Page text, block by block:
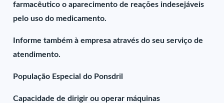
farmacêutico o aparecimento de reações indesejáveis
pelo uso do medicamento.
Informe também à empresa através do seu serviço de
atendimento.
População Especial do Ponsdril
Capacidade de dirigir ou operar máquinas